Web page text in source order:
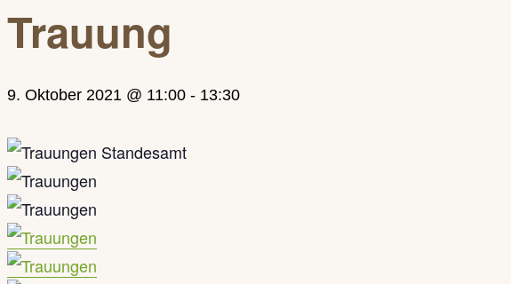
Trauung
9. Oktober 2021 @ 11:00 - 13:30